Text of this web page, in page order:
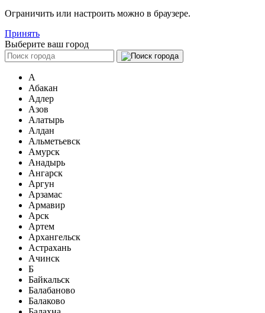
Ограничить или настроить можно в браузере.
Принять
Выберите ваш город
А
Абакан
Адлер
Азов
Алатырь
Алдан
Альметьевск
Амурск
Анадырь
Ангарск
Аргун
Арзамас
Армавир
Арск
Артем
Архангельск
Астрахань
Ачинск
Б
Байкальск
Балабаново
Балаково